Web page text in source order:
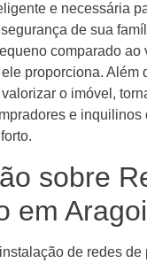
e necessária
de sua
comparado ao
proporciona. Além
o imóvel,
e inquilinos
sobre
em
de redes de